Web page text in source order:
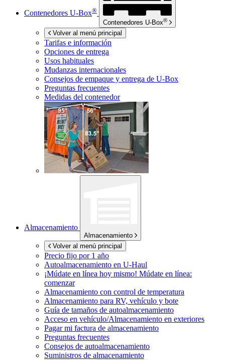
Contenedores U-Box®
Contenedores U-Box®
Volver al menú principal
Tarifas e información
Opciones de entrega
Usos habituales
Mudanzas internacionales
Consejos de empaque y entrega de U-Box
Preguntas frecuentes
Medidas del contenedor
Almacenamiento
Almacenamiento
Volver al menú principal
Precio fijo por 1 año
Autoalmacenamiento en U-Haul
¡Múdate en línea hoy mismo! Múdate en línea:
comenzar
Almacenamiento con control de temperatura
Almacenamiento para RV, vehículo y bote
Guía de tamaños de autoalmacenamiento
Acceso en vehículo/Almacenamiento en exteriores
Pagar mi factura de almacenamiento
Preguntas frecuentes
Consejos de autoalmacenamiento
Suministros de almacenamiento